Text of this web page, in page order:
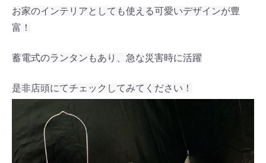
お家のインテリアとしても使える可愛いデザインが豊
富！
蓄電式のランタンもあり、急な災害時に活躍
是非店頭にてチェックしてみてください！